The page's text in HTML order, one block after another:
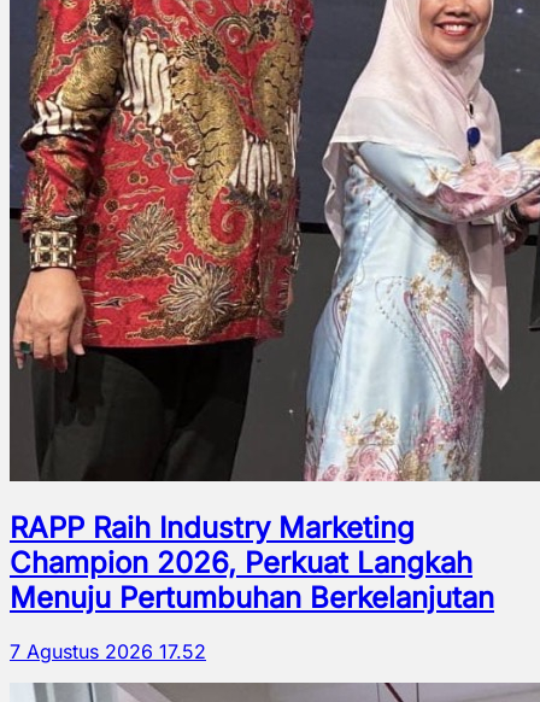
RAPP Raih Industry Marketing
Champion 2026, Perkuat Langkah
Menuju Pertumbuhan Berkelanjutan
7 Agustus 2026 17.52